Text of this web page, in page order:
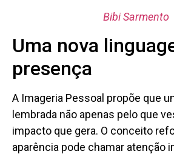
Bibi Sarmento
Uma nova
presença
A Imageria Pessoal propõe que
lembrada não apenas pelo que
impacto que gera. O conceito
aparência pode chamar atenção